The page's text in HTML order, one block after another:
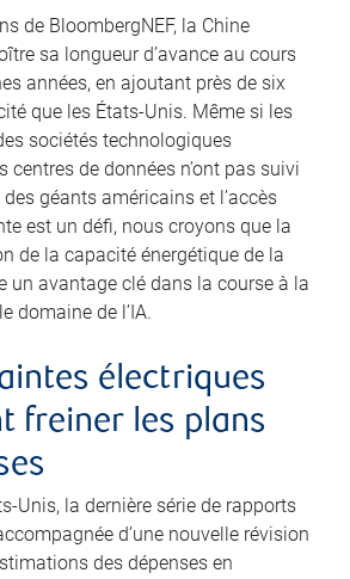
de BloombergNEF, la Chine
sa longueur d’avance au cours
années, en ajoutant près de six
que les États-Unis. Même si les
sociétés technologiques
centres de données n’ont pas suivi
des géants américains et l’accès
est un défi, nous croyons que la
de la capacité énergétique de la
un avantage clé dans la course à la
domaine de l’IA.
électriques
freiner les plans
Unis, la dernière série de rapports
d’une nouvelle révision
des dépenses en